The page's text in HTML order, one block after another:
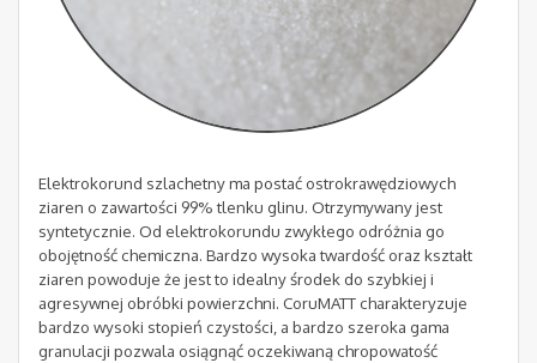
Elektrokorund szlachetny ma postać ostrokrawędziowych
ziaren o zawartości 99% tlenku glinu. Otrzymywany jest
syntetycznie. Od elektrokorundu zwykłego odróżnia go
obojętność chemiczna. Bardzo wysoka twardość oraz kształt
ziaren powoduje że jest to idealny środek do szybkiej i
agresywnej obróbki powierzchni. CoruMATT charakteryzuje
bardzo wysoki stopień czystości, a bardzo szeroka gama
granulacji pozwala osiągnąć oczekiwaną chropowatość